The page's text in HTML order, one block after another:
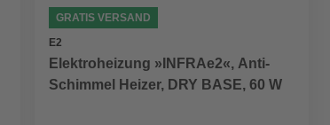
GRATIS VERSAND
E2
Elektroheizung »INFRAe2«, Anti-
Schimmel Heizer, DRY BASE, 60 W